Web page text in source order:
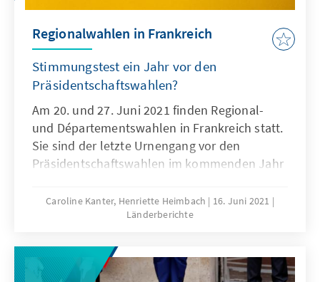
Regionalwahlen in Frankreich
Stimmungstest ein Jahr vor den
Präsidentschaftswahlen?
Am 20. und 27. Juni 2021 finden Regional-
und Départementswahlen in Frankreich statt.
Sie sind der letzte Urnengang vor den
Präsidentschaftswahlen im kommenden Jahr
Parteien. Im Fokus ist die bürgerlich-
konservative Wählerschaft, um die von drei
auch nicht das Top-Thema des Wahlkampfs:
Sicherheit. Die Regierungspartei von Präsident
Caroline Kanter, Henriette Heimbach
16. Juni 2021
Länderberichte